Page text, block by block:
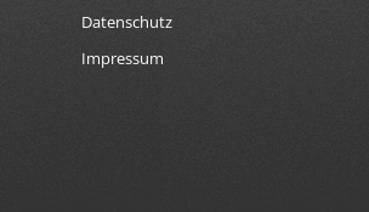
Datenschutz
Impressum